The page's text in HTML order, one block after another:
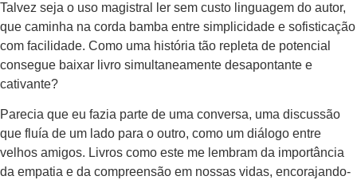
Talvez seja o uso magistral ler sem custo linguagem do autor,
que caminha na corda bamba entre simplicidade e sofisticação
com facilidade. Como uma história tão repleta de potencial
consegue baixar livro simultaneamente desapontante e
cativante?
Parecia que eu fazia parte de uma conversa, uma discussão
que fluía de um lado para o outro, como um diálogo entre
velhos amigos. Livros como este me lembram da importância
da empatia e da compreensão em nossas vidas, encorajando-